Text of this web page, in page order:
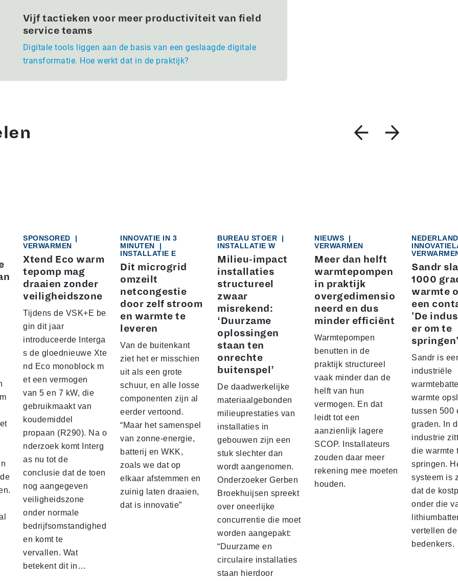
Vijf tactieken voor meer productiviteit van field
service teams
Digitale tools liggen aan de basis van een geslaagde digitale
transformatie. Hoe werkt dat in de praktijk?
SPONSORED
|
VERWARMEN
Xtend Eco warm
tepomp mag
draaien zonder
veiligheidszone
Tijdens de VSK+E be
gin dit jaar
introduceerde Interga
s de gloednieuwe Xte
nd Eco monoblock m
et een vermogen
van 5 en 7 kW, die
gebruikmaakt van
koudemiddel
propaan (R290). Na o
nderzoek komt Interg
as nu tot de
conclusie dat de toen
nog aangegeven
veiligheidszone
onder normale
bedrijfsomstandighed
en komt te
vervallen. Wat
betekent dit in…
INNOVATIE IN 3
MINUTEN
|
INSTALLATIE E
Dit microgrid
omzeilt
netcongestie
door zelf stroom
en warmte te
leveren
Van de buitenkant
ziet het er misschien
uit als een grote
schuur, en alle losse
componenten zijn al
eerder vertoond.
“Maar het samenspel
van zonne-energie,
batterij en WKK,
zoals we dat op
elkaar afstemmen en
zuinig laten draaien,
dat is innovatie”
BUREAU STOER
|
INSTALLATIE W
Milieu-impact
installaties
structureel
zwaar
misrekend:
‘Duurzame
oplossingen
staan ten
onrechte
buitenspel’
De daadwerkelijke
materiaalgebonden
milieuprestaties van
installaties in
gebouwen zijn een
stuk slechter dan
wordt aangenomen.
Onderzoeker Gerben
Broekhuijsen spreekt
over oneerlijke
concurrentie die moet
worden aangepakt:
“Duurzame en
circulaire installaties
staan hierdoor
NIEUWS
|
VERWARMEN
Meer dan helft
warmtepompen
in praktijk
overgedimensio
neerd en dus
minder efficiënt
Warmtepompen
benutten in de
praktijk structureel
vaak minder dan de
helft van hun
vermogen. En dat
leidt tot een
aanzienlijk lagere
SCOP. Installateurs
zouden daar meer
rekening mee moeten
houden.
NEDERLAND
Sandr
1000
warmte
een
'De
er om te
Sandr is
industriële
warmte
tussen 500
graden. In
industrie
die warmte
springen.
systeem is
dat de
onder die
vertellen de
bedenkers.